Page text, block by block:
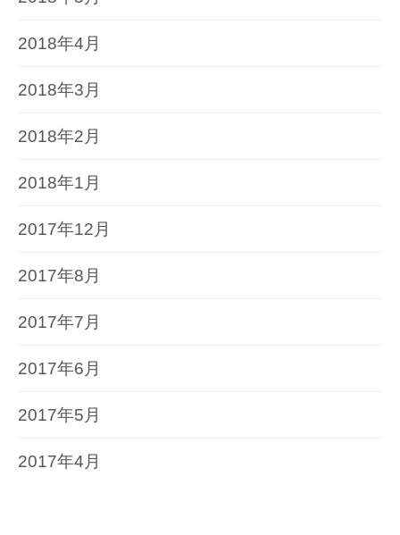
2018年4月
2018年3月
2018年2月
2018年1月
2017年12月
2017年8月
2017年7月
2017年6月
2017年5月
2017年4月